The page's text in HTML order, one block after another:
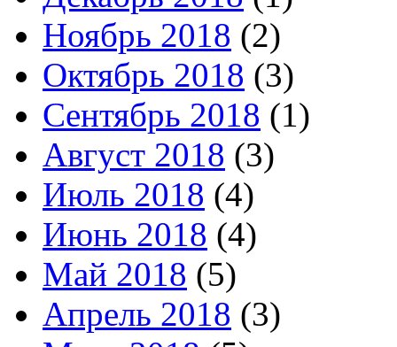
Ноябрь 2018 (2)
Октябрь 2018 (3)
Сентябрь 2018 (1)
Август 2018 (3)
Июль 2018 (4)
Июнь 2018 (4)
Май 2018 (5)
Апрель 2018 (3)